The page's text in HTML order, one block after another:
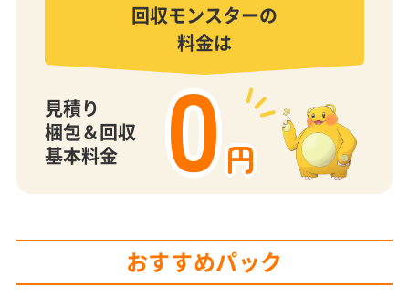
回収モンスターの
料金は
見積り
梱包＆回収
基本料金
0円
おすすめパック